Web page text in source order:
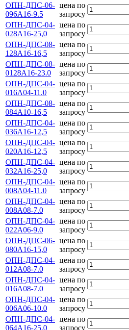
ОПН-ДПС-06-
096А16-9.5
цена по
запросу
ОПН-ДПС-04-
028А16-25,0
цена по
запросу
ОПН-ДПС-08-
128А16-16,5
цена по
запросу
ОПН-ДПС-08-
0128А16-23.0
цена по
запросу
ОПН-ДПС-04-
016А04-11.0
цена по
запросу
ОПН-ДПС-08-
084А10-16,5
цена по
запросу
ОПН-ДПС-04-
036А16-12,5
цена по
запросу
ОПН-ДПС-04-
020А16-12,5
цена по
запросу
ОПН-ДПС-04-
032А16-25,0
цена по
запросу
ОПН-ДПС-04-
008А04-11.0
цена по
запросу
ОПН-ДПС-04-
008А08-7.0
цена по
запросу
ОПН-ДПС-04-
022А06-9.0
цена по
запросу
ОПН-ДПС-06-
080А16-15,0
цена по
запросу
ОПН-ДПС-04-
012А08-7.0
цена по
запросу
ОПН-ДПС-04-
016А08-7.0
цена по
запросу
ОПН-ДПС-04-
006А06-10.0
цена по
запросу
ОПН-ДПС-04-
064А16-25,0
цена по
запросу